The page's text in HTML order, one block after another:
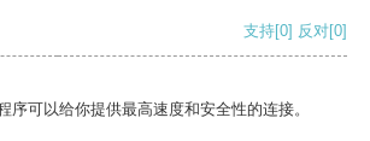
支持[0] 反对[0]
序可以给你提供最高速度和安全性的连接。